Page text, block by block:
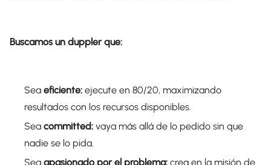
Buscamos un duppler que:
Sea eficiente: ejecute en 80/20, maximizando
resultados con los recursos disponibles.
Sea committed: vaya más allá de lo pedido sin que
nadie se lo pida.
Sea apasionado por el problema: crea en la misión de